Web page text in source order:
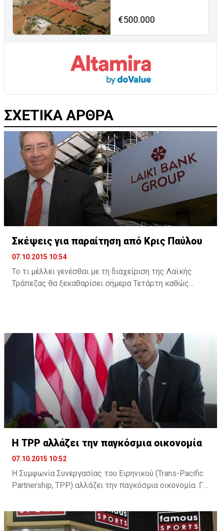
€500.000
ΣΧΕΤΙΚΑ ΑΡΘΡΑ
Σκέψεις για παραίτηση από Κρις Παύλου
07.10.2015 10:54
Το τι μέλλει γενέσθαι με τη διαχείριση της Λαϊκής
Τράπεζας θα ξεκαθαρίσει σήμερα Τετάρτη καθώς
βρίσκεται στην Κεντρική Τράπεζα όπου αναμένεται να
ξεκαθαρίσει η παραμονή του ή όχι ...
H TPP αλλάζει την παγκόσμια οικονομία
07.10.2015 10:52
Η Συμφωνία Συνεργασίας του Ειρηνικού (Trans-Pacific
Partnership, TPP) αλλάζει την παγκόσμια οικονομία. Για
είναι το στοίχημα για την επιτυχία της δοκιμαζόμενης